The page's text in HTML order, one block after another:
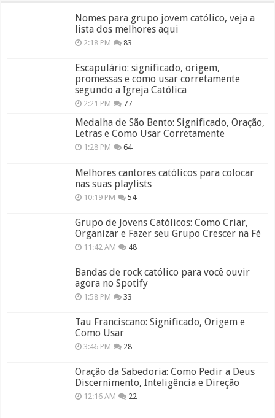
Nomes para grupo jovem católico, veja a
lista dos melhores aqui
2:18 PM 83
Escapulário: significado, origem,
promessas e como usar corretamente
segundo a Igreja Católica
2:21 PM 77
Medalha de São Bento: Significado, Oração,
Letras e Como Usar Corretamente
1:28 PM 64
Melhores cantores católicos para colocar
nas suas playlists
10:19 PM 54
Grupo de Jovens Católicos: Como Criar,
Organizar e Fazer seu Grupo Crescer na Fé
11:42 AM 48
Bandas de rock católico para você ouvir
agora no Spotify
1:58 PM 33
Tau Franciscano: Significado, Origem e
Como Usar
3:46 PM 28
Oração da Sabedoria: Como Pedir a Deus
Discernimento, Inteligência e Direção
12:16 AM 22